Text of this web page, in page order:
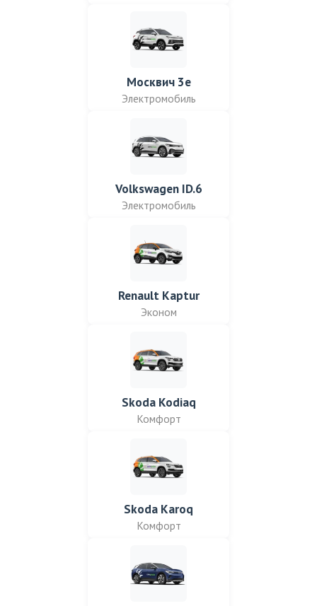
Москвич 3е
Электромобиль
Volkswagen ID.6
Электромобиль
Renault Kaptur
Эконом
Skoda Kodiaq
Комфорт
Skoda Karoq
Комфорт